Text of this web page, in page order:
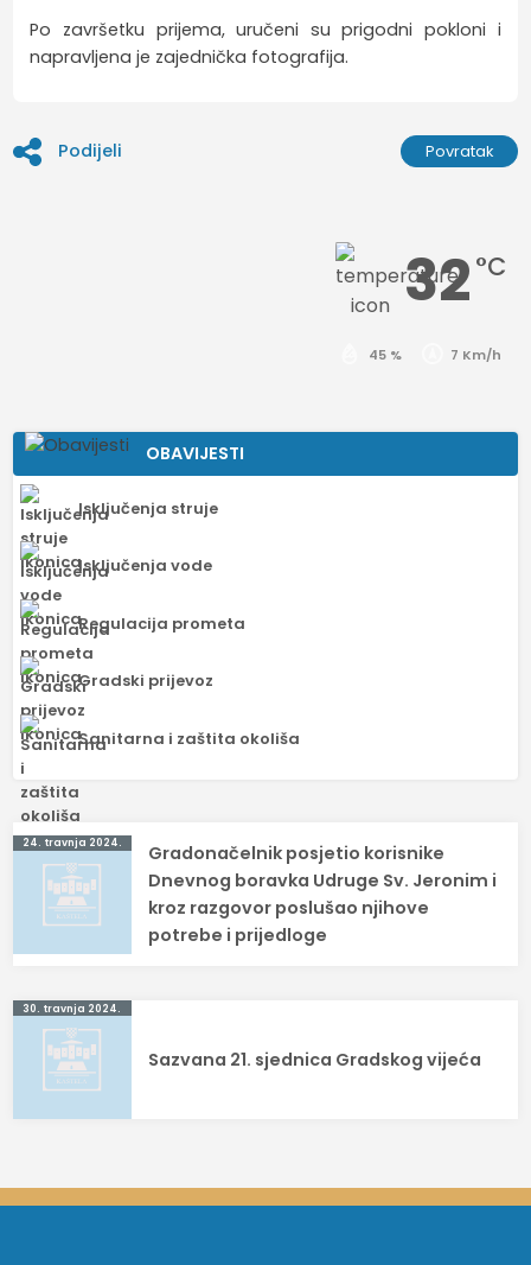
Po završetku prijema, uručeni su prigodni pokloni i
napravljena je zajednička fotografija.
Podijeli Povratak
32 °C
45 % 7 Km/h
OBAVIJESTI
Isključenja struje
Isključenja vode
Regulacija prometa
Gradski prijevoz
Sanitarna i zaštita okoliša
Navigacija
objava
24. travnja 2024.
Gradonačelnik posjetio korisnike
Dnevnog boravka Udruge Sv. Jeronim i
kroz razgovor poslušao njihove
potrebe i prijedloge
30. travnja 2024.
Sazvana 21. sjednica Gradskog vijeća